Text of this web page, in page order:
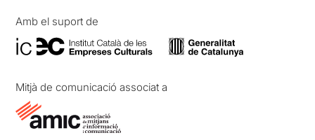
Amb el suport de
Mitjà de comunicació associat a